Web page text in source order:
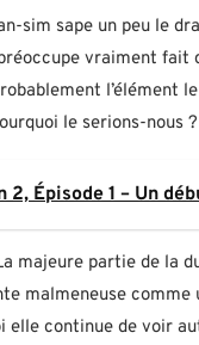
sim sape un peu le
vraiment fait
le serions-nous ?
2, Épisode 1 – Un
majeure partie de la
malmeneuse
continue de voir